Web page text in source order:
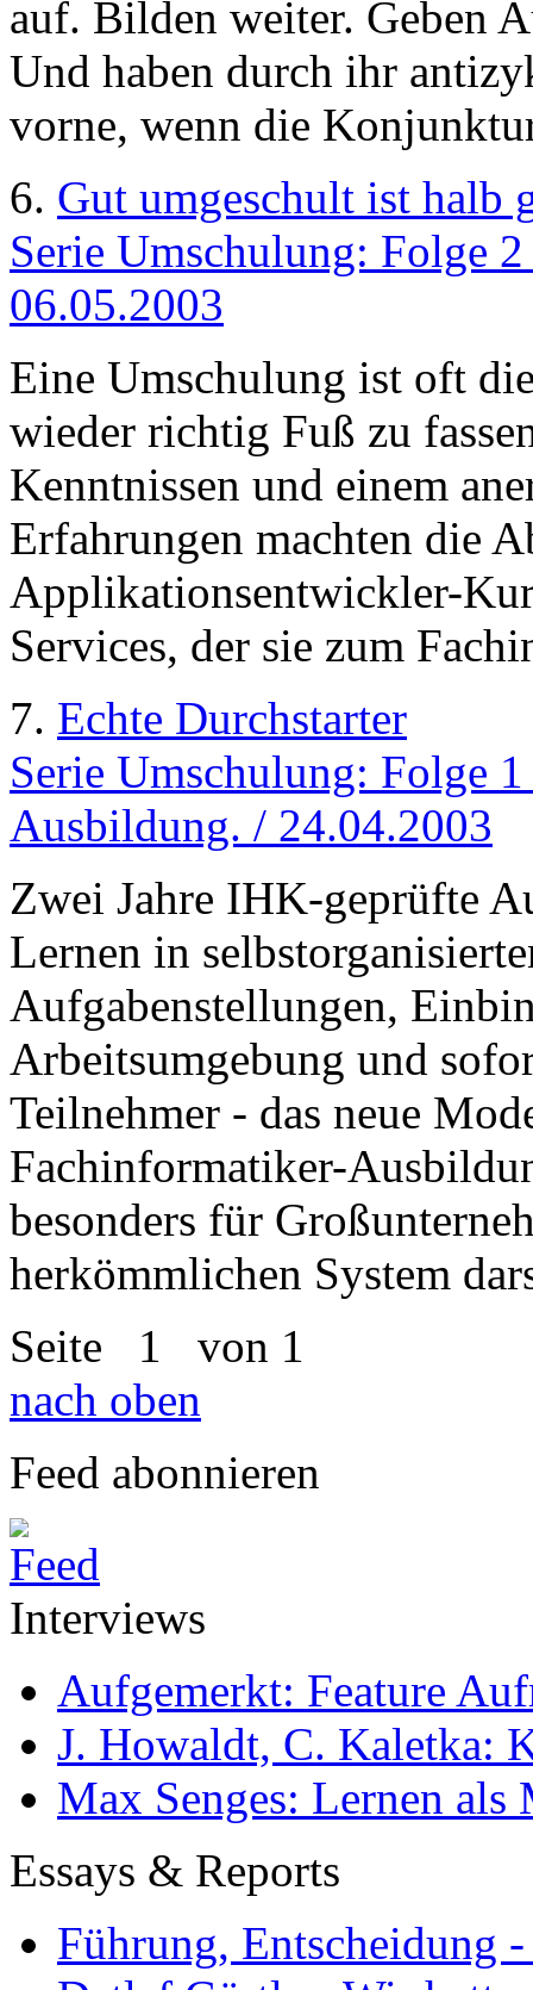
auf. Bilden weiter. Geben
Und haben durch ihr
vorne, wenn die
6. Gut umgeschult ist halb
Serie Umschulung: Folge
06.05.2003
Eine Umschulung ist oft
wieder richtig Fuß zu
Kenntnissen und einem
Erfahrungen machten die
Applikationsentwickler-
Services, der sie zum
7. Echte Durchstarter
Serie Umschulung: Folge
Ausbildung. / 24.04.2003
Zwei Jahre IHK-geprüfte
Lernen in
Aufgabenstellungen,
Arbeitsumgebung und
Teilnehmer - das neue
Fachinformatiker-
besonders für
herkömmlichen System
Seite 1 von 1
nach oben
Feed abonnieren
Interviews
Aufgemerkt: Feature
J. Howaldt, C. Kaletka:
Max Senges: Lernen als
Essays & Reports
Führung, Entscheidung